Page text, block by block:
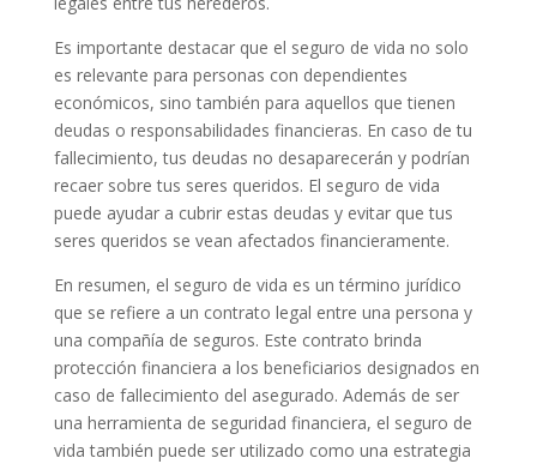
Es importante destacar que el seguro de vida no solo
es relevante para personas con dependientes
económicos, sino también para aquellos que tienen
deudas o responsabilidades financieras. En caso de tu
fallecimiento, tus deudas no desaparecerán y podrían
recaer sobre tus seres queridos. El seguro de vida
puede ayudar a cubrir estas deudas y evitar que tus
seres queridos se vean afectados financieramente.
En resumen, el seguro de vida es un término jurídico
que se refiere a un contrato legal entre una persona y
una compañía de seguros. Este contrato brinda
protección financiera a los beneficiarios designados en
caso de fallecimiento del asegurado. Además de ser
una herramienta de seguridad financiera, el seguro de
vida también puede ser utilizado como una estrategia